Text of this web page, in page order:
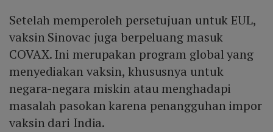
Setelah memperoleh persetujuan untuk EUL,
vaksin Sinovac juga berpeluang masuk
COVAX. Ini merupakan program global yang
menyediakan vaksin, khususnya untuk
negara-negara miskin atau menghadapi
masalah pasokan karena penangguhan impor
vaksin dari India.